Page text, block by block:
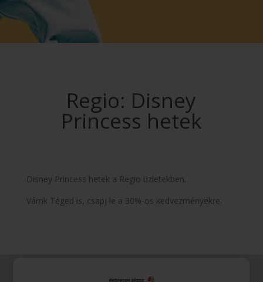
Regio: Disney
Princess hetek
Disney Princess hetek a Regio üzletekben.
Várnk Téged is, csapj le a 30%-os kedvezményekre.